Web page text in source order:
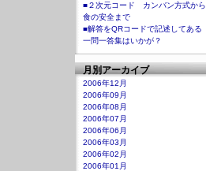
■２次元コード カンバン方式から
食の安全まで
■解答をQRコードで記述してある
一問一答集はいかが？
月別アーカイブ
2006年12月
2006年09月
2006年08月
2006年07月
2006年06月
2006年03月
2006年02月
2006年01月